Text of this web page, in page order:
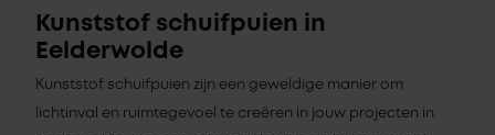
Kunststof schuifpuien in
Eelderwolde
Kunststof schuifpuien zijn een geweldige manier om
lichtinval en ruimtegevoel te creëren in jouw projecten in